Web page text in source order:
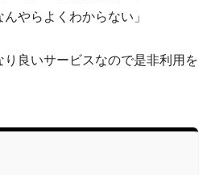
やらよくわからない」
良いサービスなので是非利用を